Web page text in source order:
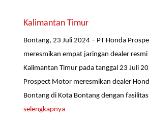
Kalimantan Timur
Bontang, 23 Juli 2024 – PT Honda
meresmikan empat jaringan dealer
Kalimantan Timur pada tanggal 23 Juli
Prospect Motor meresmikan dealer
Bontang di Kota Bontang dengan
selengkapnya